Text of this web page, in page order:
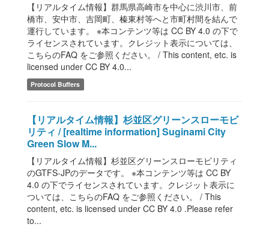
【リアルタイム情報】群馬県高崎市を中心に渋川市、前
橋市、安中市、吉岡町、榛東村等へと市町村間を結んで
運行しています。 ※本コンテンツ等は CC BY 4.0 の下で
ライセンスされています。クレジット表示については、
こちらのFAQ をご参照ください。 / This content, etc. is
licensed under CC BY 4.0...
Protocol Buffers
【リアルタイム情報】杉並区グリーンスローモビ
リティ / [realtime information] Suginami City
Green Slow M...
【リアルタイム情報】杉並区グリーンスローモビリティ
のGTFS-JPのデータです。 ※本コンテンツ等は CC BY
4.0 の下でライセンスされています。クレジット表示に
ついては、こちらのFAQ をご参照ください。 / This
content, etc. is licensed under CC BY 4.0 .Please refer
to...